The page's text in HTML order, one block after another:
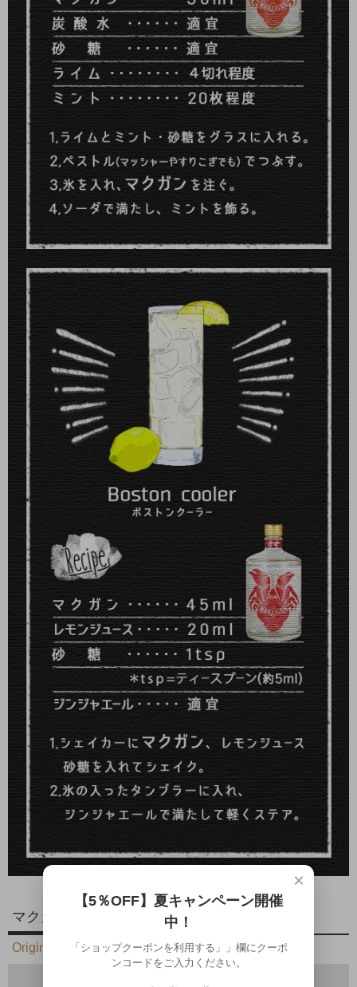
マクガンの名前の由来
Origin of name
「マクガン」は、沖縄宮古島の方言で「ヤシガ
×
【5％OFF】夏キャンペーン開催
中！
「ショップクーポンを利用する」」欄にクーポ
ンコードをご入力ください。